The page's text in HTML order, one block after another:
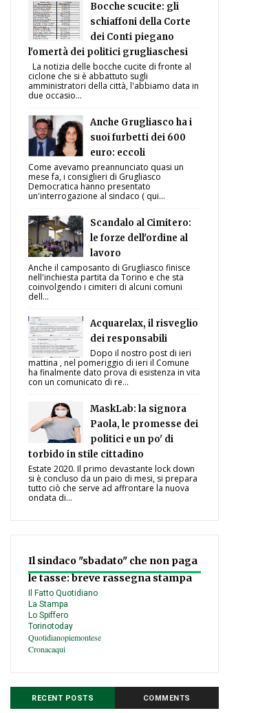
Bocche scucite: gli
schiaffoni della Corte
dei Conti piegano
l'omertà dei politici grugliaschesi
La notizia delle bocche cucite di fronte al
ciclone che si è abbattuto sugli
amministratori della città, l'abbiamo data in
due occasio...
Anche Grugliasco ha i
suoi furbetti dei 600
euro: eccoli
Come avevamo preannunciato quasi un
mese fa, i consiglieri di Grugliasco
Democratica hanno presentato
un'interrogazione al sindaco ( qui...
Scandalo al Cimitero:
le forze dell'ordine al
lavoro
Anche il camposanto di Grugliasco finisce
nell'inchiesta partita da Torino e che sta
coinvolgendo i cimiteri di alcuni comuni
dell...
Acquarelax, il risveglio
dei responsabili
Dopo il nostro post di ieri
mattina , nel pomeriggio di ieri il Comune
ha finalmente dato prova di esistenza in vita
con un comunicato di re...
MaskLab: la signora
Paola, le promesse dei
politici e un po' di
torbido in stile cittadino
Estate 2020. Il primo devastante lock down
si è concluso da un paio di mesi, si prepara
tutto ciò che serve ad affrontare la nuova
ondata di...
Il sindaco "sbadato" che non paga
le tasse: breve rassegna stampa
Il Fatto Quotidiano
La Stampa
Lo Spiffero
Torinotoday
Quotidianopiemontese
Cronacaqui
RECENT POSTS COMMENTS